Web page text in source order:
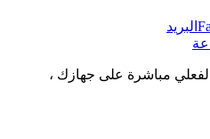
البريد
مباشرة على جهازك ،